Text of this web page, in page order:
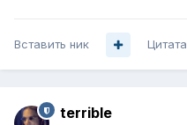
Вставить ник Цитата
terrible